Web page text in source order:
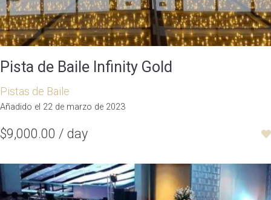
Pista de Baile Infinity Gold
Pistas de Baile
Añadido el 22 de marzo de 2023
$9,000.00 / day